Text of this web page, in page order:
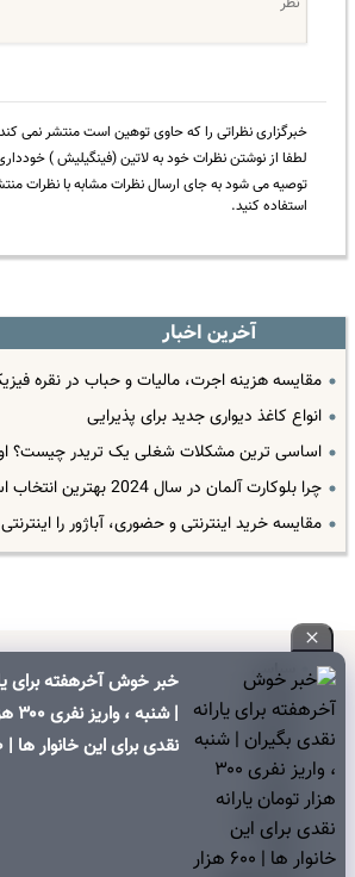
خبرگزاری نظراتی را که حاوی توهین است منتشر نمی
لطفا از نوشتن نظرات خود به لاتین (فینگیلیش )
توصیه می شود به جای ارسال نظرات مشابه با نظرات
استفاده کنید.
آخرین اخبار
مقایسه هزینه اجرت، مالیات و حباب در نقره
انواع کاغذ دیواری جدید برای پذیرایی
اساسی ترین مشکلات شغلی یک تریدر چیست؟
چرا بلوکارت آلمان در سال 2024 بهترین انتخاب است؟
مقایسه خرید اینترنتی و حضوری، آباژور را
خبر خوش آخرهفته برای
|
سیاسی
اقتصادی
اجتماعی
فرهنگی
ورزشی
بین الملل
جامعه